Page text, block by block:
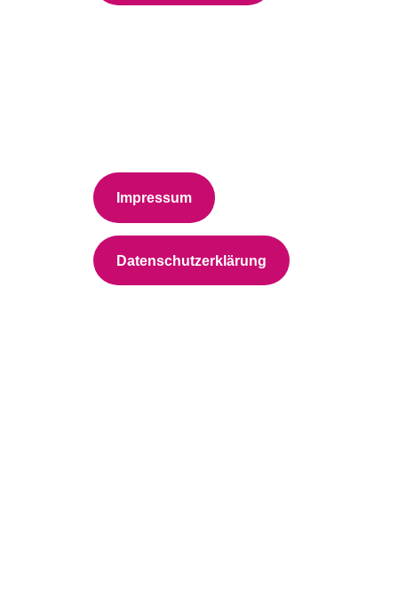
Impressum
Datenschutzerklärung